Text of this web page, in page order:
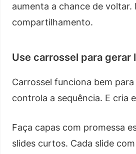
aumenta a chance de voltar.
compartilhamento.
Use carrossel para gerar
Carrossel funciona bem
controla a sequência. E cria
Faça capas com promessa
slides curtos. Cada slide